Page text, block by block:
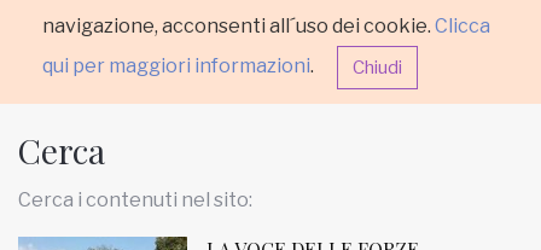
navigazione, acconsenti all´uso dei cookie. Clicca
qui per maggiori informazioni. Chiudi
Cerca
Cerca i contenuti nel sito: